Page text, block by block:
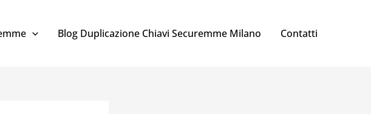
Blog Duplicazione Chiavi Securemme Milano Contatti